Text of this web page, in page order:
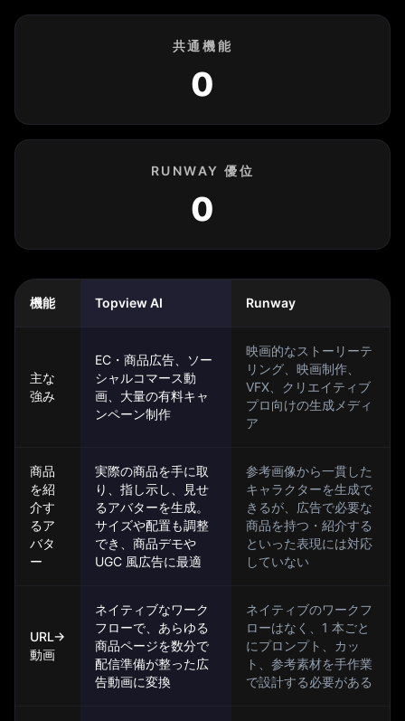
共通機能
0
RUNWAY 優位
0
機能 Topview AI Runway
主な
強み
EC・商品広告、ソー
シャルコマース動
画、大量の有料キャ
ンペーン制作
映画的なストーリーテ
リング、映画制作、
VFX、クリエイティブ
プロ向けの生成メディ
ア
商品
を紹
介す
るア
バタ
ー
実際の商品を手に取
り、指し示し、見せ
るアバターを生成。
サイズや配置も調整
でき、商品デモや
UGC 風広告に最適
参考画像から一貫した
キャラクターを生成で
きるが、広告で必要な
商品を持つ・紹介する
といった表現には対応
していない
URL→
動画
ネイティブなワーク
フローで、あらゆる
商品ページを数分で
配信準備が整った広
告動画に変換
ネイティブのワークフ
ローはなく、1 本ごと
にプロンプト、カッ
ト、参考素材を手作業
で設計する必要がある